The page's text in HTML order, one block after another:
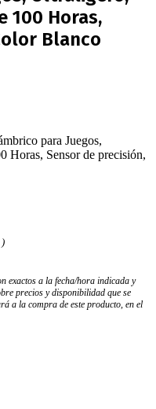
100 Horas,
Blanco
para Juegos,
Horas, Sensor de precisión,
)
exactos a la fecha/hora indicada y
precios y disponibilidad que se
a la compra de este producto, en el